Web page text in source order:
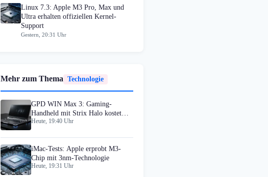
Linux 7.3: Apple M3 Pro, Max und
Ultra erhalten offiziellen Kernel-
Support
Gestern, 20:31 Uhr
Mehr zum Thema Technologie
GPD WIN Max 3: Gaming-
Handheld mit Strix Halo kostet
1.699 Euro
Heute, 19:40 Uhr
iMac-Tests: Apple erprobt M3-
Chip mit 3nm-Technologie
Heute, 19:31 Uhr